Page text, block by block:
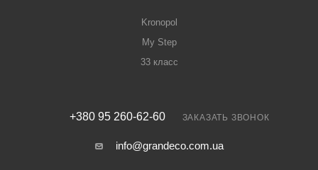
Kronopol
My Step
33 класс
+380 95 260-62-60 ЗАКАЗАТЬ ЗВОНОК
info@grandeco.com.ua